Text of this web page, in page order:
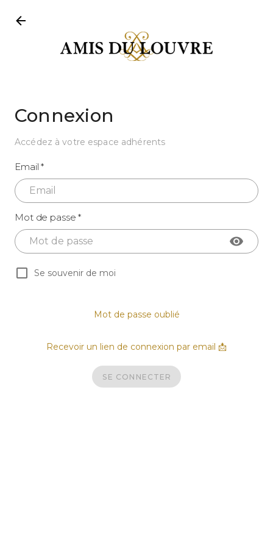
Connexion
Accédez à votre espace adhérents
Email *
Mot de passe *
Se souvenir de moi
Mot de passe oublié
Recevoir un lien de connexion par email 📩
SE CONNECTER